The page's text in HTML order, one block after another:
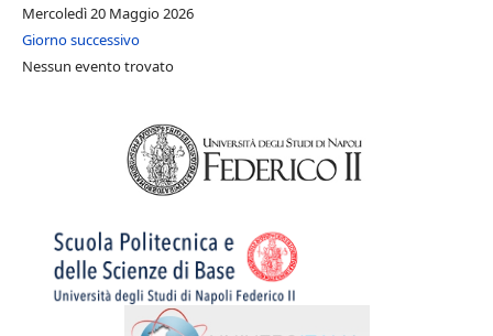
Mercoledì 20 Maggio 2026
Giorno successivo
Nessun evento trovato